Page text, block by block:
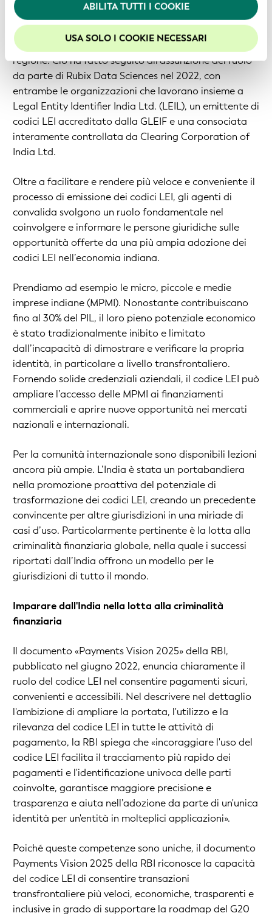
Per usufruire della migliore esperienza sul nostro sito
web, consigliamo di lasciare i cookie abilitati.
ABILITA TUTTI I COOKIE
USA SOLO I COOKIE NECESSARI
secondo emittente di codici LEI accreditato dalla
GLEIF in India. MNS Credit Management Group è ora
il secondo agente di convalida operante nella
regione. Ciò ha fatto seguito all’assunzione del ruolo
da parte di Rubix Data Sciences nel 2022, con
entrambe le organizzazioni che lavorano insieme a
Legal Entity Identifier India Ltd. (LEIL), un emittente di
codici LEI accreditato dalla GLEIF e una consociata
interamente controllata da Clearing Corporation of
India Ltd.
Oltre a facilitare e rendere più veloce e conveniente il
processo di emissione dei codici LEI, gli agenti di
convalida svolgono un ruolo fondamentale nel
coinvolgere e informare le persone giuridiche sulle
opportunità offerte da una più ampia adozione dei
codici LEI nell’economia indiana.
Prendiamo ad esempio le micro, piccole e medie
imprese indiane (MPMI). Nonostante contribuiscano
fino al 30% del PIL, il loro pieno potenziale economico
è stato tradizionalmente inibito e limitato
dall’incapacità di dimostrare e verificare la propria
identità, in particolare a livello transfrontaliero.
Fornendo solide credenziali aziendali, il codice LEI può
ampliare l’accesso delle MPMI ai finanziamenti
commerciali e aprire nuove opportunità nei mercati
nazionali e internazionali.
Per la comunità internazionale sono disponibili lezioni
ancora più ampie. L’India è stata un portabandiera
nella promozione proattiva del potenziale di
trasformazione dei codici LEI, creando un precedente
convincente per altre giurisdizioni in una miriade di
casi d’uso. Particolarmente pertinente è la lotta alla
criminalità finanziaria globale, nella quale i successi
riportati dall’India offrono un modello per le
giurisdizioni di tutto il mondo.
Imparare dall'India nella lotta alla criminalità
finanziaria
Il documento «Payments Vision 2025» della RBI,
pubblicato nel giugno 2022, enuncia chiaramente il
ruolo del codice LEI nel consentire pagamenti sicuri,
convenienti e accessibili. Nel descrivere nel dettaglio
l'ambizione di ampliare la portata, l'utilizzo e la
rilevanza del codice LEI in tutte le attività di
pagamento, la RBI spiega che «incoraggiare l'uso del
codice LEI facilita il tracciamento più rapido dei
pagamenti e l'identificazione univoca delle parti
coinvolte, garantisce maggiore precisione e
trasparenza e aiuta nell’adozione da parte di un'unica
identità per un'entità in molteplici applicazioni».
Poiché queste competenze sono uniche, il documento
Payments Vision 2025 della RBI riconosce la capacità
del codice LEI di consentire transazioni
transfrontaliere più veloci, economiche, trasparenti e
inclusive in grado di supportare la roadmap del G20